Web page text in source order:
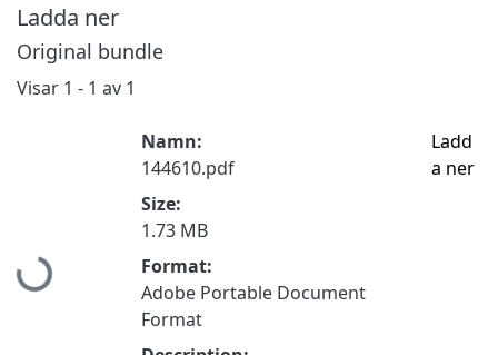
Ladda ner
Original bundle
Visar 1 - 1 av 1
Hämtar...
Namn:
144610.pdf
Size:
1.73 MB
Format:
Adobe Portable Document
Format
Ladd
a ner